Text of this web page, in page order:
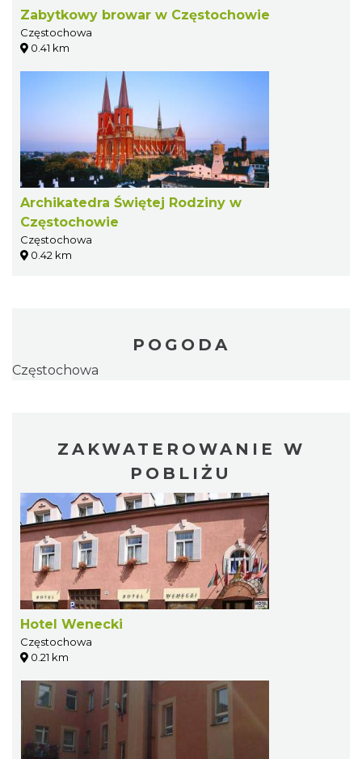
Zabytkowy browar w Częstochowie
Częstochowa
0.41 km
Archikatedra Świętej Rodziny w
Częstochowie
Częstochowa
0.42 km
POGODA
Częstochowa
ZAKWATEROWANIE W
POBLIŻU
Hotel Wenecki
Częstochowa
0.21 km